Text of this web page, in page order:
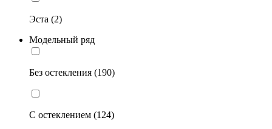
Эста (2)
Модельный ряд
Без остекления (190)
С остеклением (124)